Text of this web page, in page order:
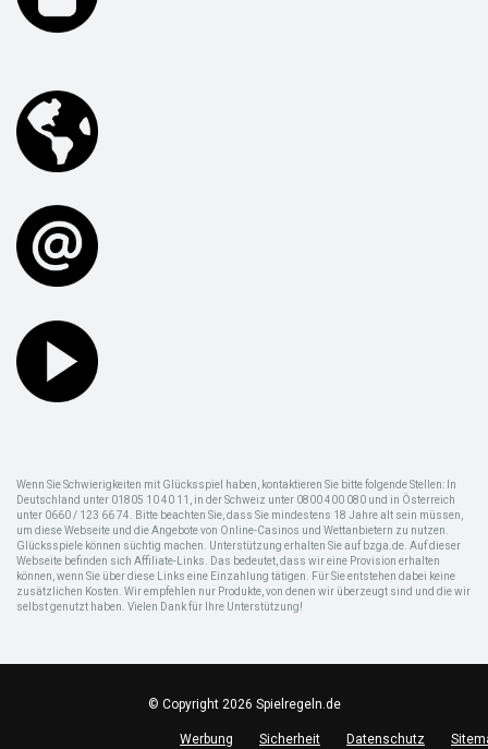
Wenn Sie Schwierigkeiten mit Glücksspiel haben, kontaktieren Sie bitte folgende Stellen: In
Deutschland unter 01805 10 40 11, in der Schweiz unter 0800 400 080 und in Österreich
unter 0660 / 123 66 74. Bitte beachten Sie, dass Sie mindestens 18 Jahre alt sein müssen,
um diese Webseite und die Angebote von Online-Casinos und Wettanbietern zu nutzen.
Glücksspiele können süchtig machen. Unterstützung erhalten Sie auf bzga.de. Auf dieser
Webseite befinden sich Affiliate-Links. Das bedeutet, dass wir eine Provision erhalten
können, wenn Sie über diese Links eine Einzahlung tätigen. Für Sie entstehen dabei keine
zusätzlichen Kosten. Wir empfehlen nur Produkte, von denen wir überzeugt sind und die wir
selbst genutzt haben. Vielen Dank für Ihre Unterstützung!
© Copyright 2026 Spielregeln.de
Werbung Sicherheit Datenschutz